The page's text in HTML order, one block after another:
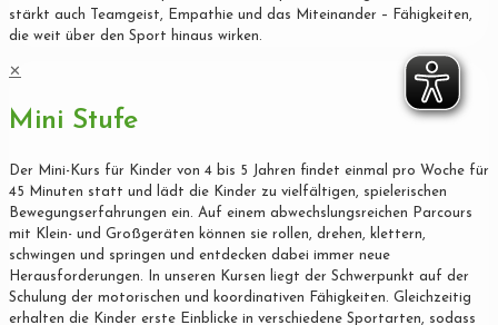
stärkt auch Teamgeist, Empathie und das Miteinander – Fähigkeiten,
die weit über den Sport hinaus wirken.
✕
Mini Stufe
Der Mini-Kurs für Kinder von 4 bis 5 Jahren findet einmal pro Woche für
45 Minuten statt und lädt die Kinder zu vielfältigen, spielerischen
Bewegungserfahrungen ein. Auf einem abwechslungsreichen Parcours
mit Klein- und Großgeräten können sie rollen, drehen, klettern,
schwingen und springen und entdecken dabei immer neue
Herausforderungen. In unseren Kursen liegt der Schwerpunkt auf der
Schulung der motorischen und koordinativen Fähigkeiten. Gleichzeitig
erhalten die Kinder erste Einblicke in verschiedene Sportarten, sodass